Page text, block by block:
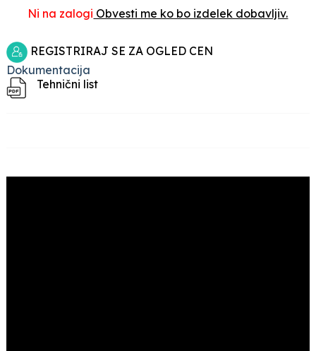
Ni na zalogi Obvesti me ko bo izdelek dobavljiv.
REGISTRIRAJ SE ZA OGLED CEN
Dokumentacija
Tehnični list